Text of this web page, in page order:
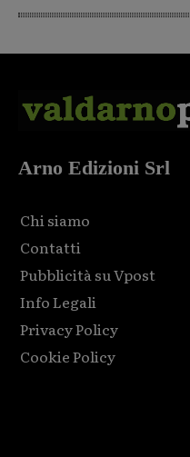
Arno Edizioni Srl
Chi siamo
Contatti
Pubblicità su Vpost
Info Legali
Privacy Policy
Cookie Policy